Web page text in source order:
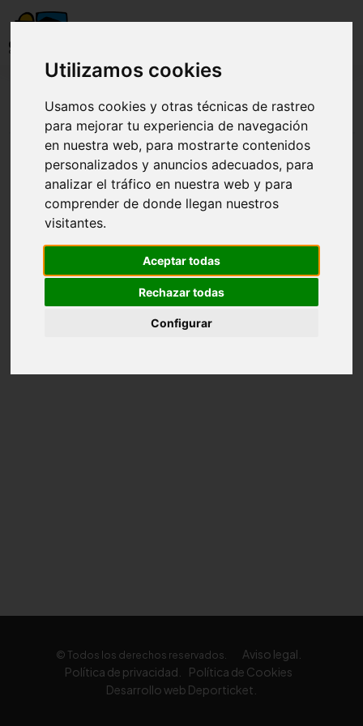
Utilizamos cookies
Usamos cookies y otras técnicas de rastreo
para mejorar tu experiencia de navegación
en nuestra web, para mostrarte contenidos
personalizados y anuncios adecuados, para
analizar el tráfico en nuestra web y para
comprender de donde llegan nuestros
visitantes.
Aceptar todas
Rechazar todas
Configurar
Arte
Visita Observatorio Arte y Exposición Arte
© Todos los derechos reservados.
Aviso legal.
Política de privacidad.
Política de Cookies
Desarrollo web Deporticket.